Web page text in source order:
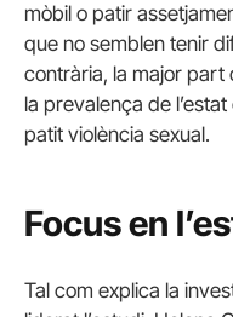
mòbil o patir
que no semblen tenir
contrària, la major part
la prevalença de
patit violència sexual.
Focus en
Tal com explica la